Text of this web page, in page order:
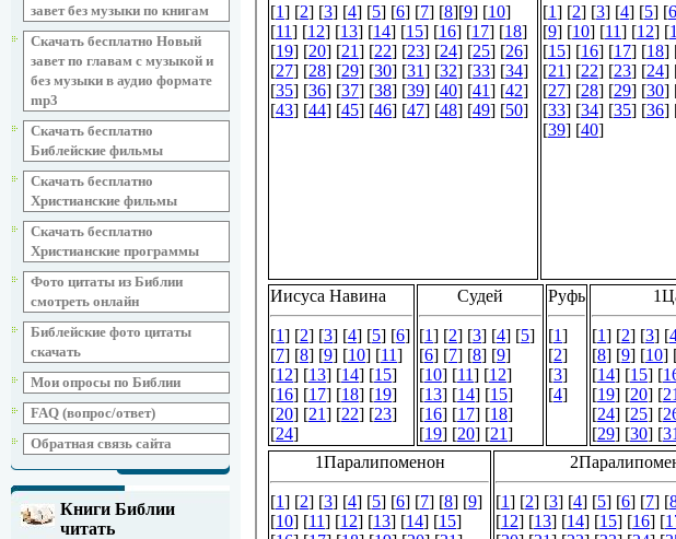
завет без музыки по книгам
Скачать бесплатно Новый
завет по главам с музыкой и
без музыки в аудио формате
mp3
Скачать бесплатно
Библейские фильмы
Скачать бесплатно
Христианские фильмы
Скачать бесплатно
Христианские программы
Фото цитаты из Библии
смотреть онлайн
Библейские фото цитаты
скачать
Мои опросы по Библии
FAQ (вопрос/ответ)
Обратная связь сайта
Книги Библии
читать